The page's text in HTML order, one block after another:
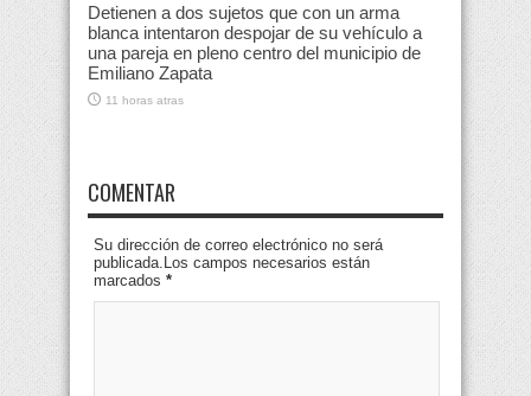
Detienen a dos sujetos que con un arma
blanca intentaron despojar de su vehículo a
una pareja en pleno centro del municipio de
Emiliano Zapata
11 horas atras
COMENTAR
Su dirección de correo electrónico no será
publicada.Los campos necesarios están
marcados *